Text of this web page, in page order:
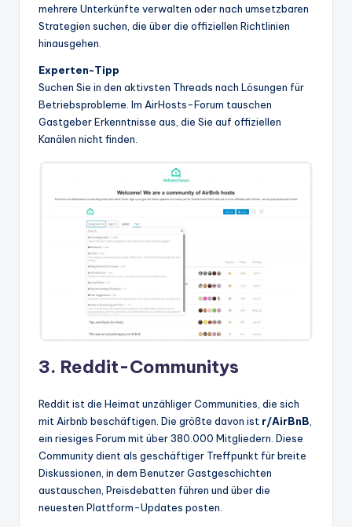
mehrere Unterkünfte verwalten oder nach umsetzbaren
Strategien suchen, die über die offiziellen Richtlinien
hinausgehen.
Experten-Tipp
Suchen Sie in den aktivsten Threads nach Lösungen für
Betriebsprobleme. Im AirHosts-Forum tauschen
Gastgeber Erkenntnisse aus, die Sie auf offiziellen
Kanälen nicht finden.
3. Reddit-Communitys
Reddit ist die Heimat unzähliger Communities, die sich
mit Airbnb beschäftigen. Die größte davon ist r/AirBnB,
ein riesiges Forum mit über 380.000 Mitgliedern. Diese
Community dient als geschäftiger Treffpunkt für breite
Diskussionen, in dem Benutzer Gastgeschichten
austauschen, Preisdebatten führen und über die
neuesten Plattform-Updates posten.